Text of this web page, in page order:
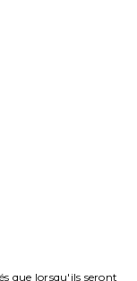
que lorsqu'ils seront